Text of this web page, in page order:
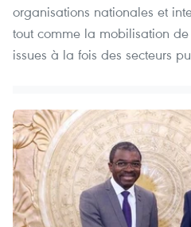
organisations nationales et
tout comme la mobilisation de
issues à la fois des secteurs